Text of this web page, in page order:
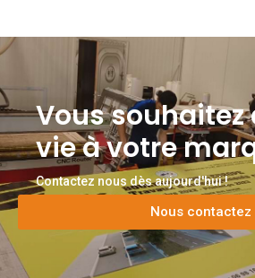
Vous souhaitez
vie à votre
Contactez nous dès aujourd'hui !
Nous contactez